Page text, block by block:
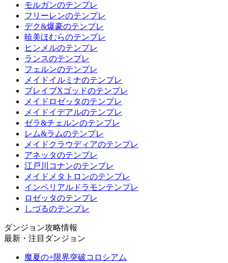
モルガンのテンプレ
フリーレンのテンプレ
デク&爆豪のテンプレ
暁美ほむらのテンプレ
ヒンメルのテンプレ
ランスのテンプレ
フェルンのテンプレ
メイドイルミナのテンプレ
ブレイブXゴッドのテンプレ
メイドロゼッタのテンプレ
メイドイデアルのテンプレ
ゼラ&チェルンのテンプレ
レム&ラムのテンプレ
メイドクラウディアのテンプレ
アネッタのテンプレ
江戸川コナンのテンプレ
メイドメタトロンのテンプレ
インペリアルドラモンテンプレ
ロゼッタのテンプレ
しづるのテンプレ
ダンジョン攻略情報
最新・注目ダンジョン
魔夏の+限界突破コロシアム